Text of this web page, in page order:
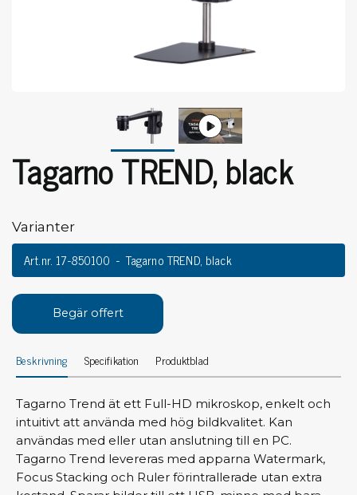
Tagarno TREND, black
Varianter
Art.nr. 17-850100 Tagarno TREND, black
Begär offert
Beskrivning Specifikation Produktblad
Tagarno Trend ät ett Full-HD mikroskop, enkelt och
intuitivt att använda med hög bildkvalitet. Kan
användas med eller utan anslutning till en PC.
Tagarno Trend levereras med apparna Watermark,
Focus Stacking och Ruler förintrallerade utan extra